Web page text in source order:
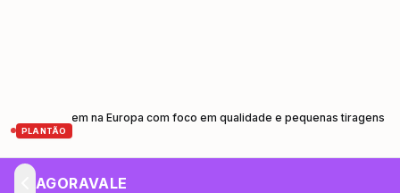
PLANTÃO
na Europa com foco em qualidade e pequenas tiragens
AGORAVALE